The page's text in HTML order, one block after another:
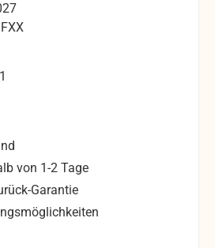
1
von 1-2 Tage
Garantie